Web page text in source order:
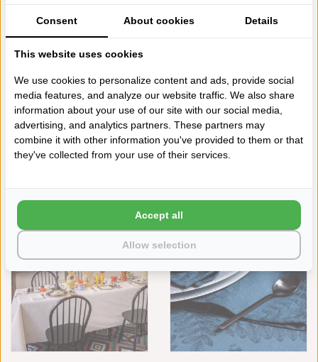
€149,00
Consent About cookies Details
This website uses cookies
We use cookies to personalize content and ads, provide social
media features, and analyze our website traffic. We also share
information about your use of our site with our social media,
advertising, and analytics partners. These partners may
combine it with other information you've provided to them or that
they've collected from your use of their services.
Allow selection
Accept all